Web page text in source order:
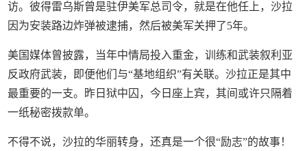
访。彼得雷乌斯曾是驻伊美军总司令，就是在他任上，沙拉
因为安装路边炸弹被逮捕，然后被美军关押了5年。
美国媒体曾披露，当年中情局投入重金，训练和武装叙利亚
反政府武装，即便他们与“基地组织”有关联。沙拉正是其中
最重要的一支。昨日狱中囚，今日座上宾，其间或许只隔着
一纸秘密拨款单。
不得不说，沙拉的华丽转身，还真是一个很“励志”的故事！